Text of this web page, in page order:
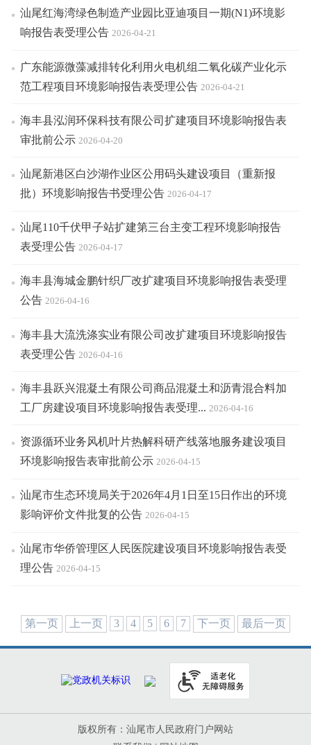
汕尾红海湾绿色制造产业园比亚迪项目一期(N1)环境影
响报告表受理公告 2026-04-21
广东能源微藻减排转化利用火电机组二氧化碳产业化示
范工程项目环境影响报告表受理公告 2026-04-21
海丰县泓润环保科技有限公司扩建项目环境影响报告表
审批前公示 2026-04-20
汕尾新港区白沙湖作业区公用码头建设项目（重新报
批）环境影响报告书受理公告 2026-04-17
汕尾110千伏甲子站扩建第三台主变工程环境影响报告
表受理公告 2026-04-17
海丰县海城金鹏针织厂改扩建项目环境影响报告表受理
公告 2026-04-16
海丰县大流洗涤实业有限公司改扩建项目环境影响报告
表受理公告 2026-04-16
海丰县跃兴混凝土有限公司商品混凝土和沥青混合料加
工厂房建设项目环境影响报告表受理... 2026-04-16
资源循环业务风机叶片热解科研产线落地服务建设项目
环境影响报告表审批前公示 2026-04-15
汕尾市生态环境局关于2026年4月1日至15日作出的环境
影响评价文件批复的公告 2026-04-15
汕尾市华侨管理区人民医院建设项目环境影响报告表受
理公告 2026-04-15
第一页 上一页 3 4 5 6 7 下一页 最后一页
版权所有：汕尾市人民政府门户网站